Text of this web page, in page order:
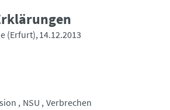
(Erfurt) 14.12.2013
NSU Verbrechen